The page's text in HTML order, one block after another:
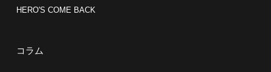
HERO'S COME BACK
コラム